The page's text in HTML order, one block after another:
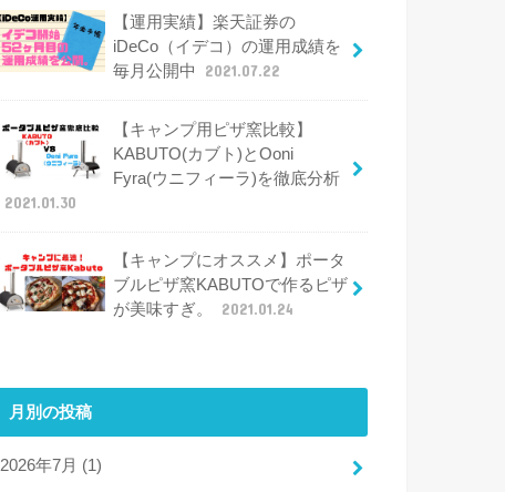
【運用実績】楽天証券の
iDeCo（イデコ）の運用成績を
毎月公開中
2021.07.22
【キャンプ用ピザ窯比較】
KABUTO(カブト)とOoni
Fyra(ウニフィーラ)を徹底分析
2021.01.30
【キャンプにオススメ】ポータ
ブルピザ窯KABUTOで作るピザ
が美味すぎ。
2021.01.24
月別の投稿
2026年7月 (1)